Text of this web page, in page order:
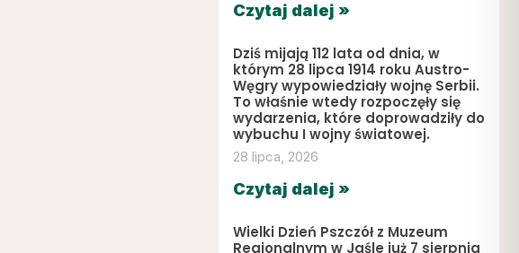
Czytaj dalej »
Dziś mijają 112 lata od dnia, w
którym 28 lipca 1914 roku Austro-
Węgry wypowiedziały wojnę Serbii.
To właśnie wtedy rozpoczęły się
wydarzenia, które doprowadziły do
wybuchu I wojny światowej.
28 lipca, 2026
Czytaj dalej »
Wielki Dzień Pszczół z Muzeum
Regionalnym w Jaśle już 7 sierpnia